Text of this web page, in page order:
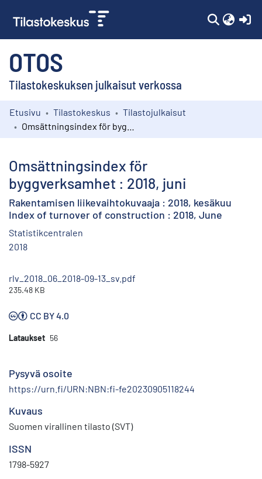
OTOS
Tilastokeskuksen julkaisut verkossa
Kokoelmat
Etusivu Tilastokeskus
Tilastojulkaisut
Omsättningsindex för
byggverksamhet : 2018, juni
Rakentamisen liikevaihtokuvaaja : 2018, kesäkuu
Index of turnover of construction : 2018, June
Statistikcentralen
2018
rlv_2018_06_2018-09-13_sv.pdf
235.48 KB
CC BY 4.0
Lataukset 56
Pysyvä osoite
https://urn.fi/URN:NBN:fi-fe20230905118244
Kuvaus
Suomen virallinen tilasto (SVT)
ISSN
1798-5927